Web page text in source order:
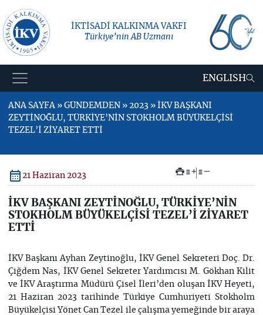
İKTİSADİ KALKINMA VAKFI
Türkiye’nin AB Uzmanı
ENGLISH
ANA SAYFA » GÜNDEMDEN » 2023 » İKV BAŞKANI
ZEYTİNOĞLU, TÜRKİYE’NİN STOKHOLM BÜYÜKELÇİSİ
TEZEL’İ ZİYARET ETTİ
21 Haziran 2023 + –
İKV BAŞKANI ZEYTİNOĞLU, TÜRKİYE’NİN
STOKHOLM BÜYÜKELÇİSİ TEZEL’İ ZİYARET
ETTİ
İKV Başkanı Ayhan Zeytinoğlu, İKV Genel Sekreteri Doç. Dr.
Çiğdem Nas, İKV Genel Sekreter Yardımcısı M. Gökhan Kilit
ve İKV Araştırma Müdürü Çisel İleri’den oluşan İKV Heyeti,
21 Haziran 2023 tarihinde Türkiye Cumhuriyeti Stokholm
Büyükelçisi Yönet Can Tezel ile çalışma yemeğinde bir araya